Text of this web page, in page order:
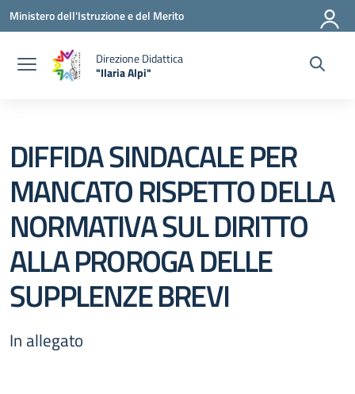
Vai ai contenuti
Vai al menu di navigazione
Vai al footer
Ministero dell'Istruzione e del Merito
Direzione Didattica
"Ilaria Alpi"
DIFFIDA SINDACALE PER
MANCATO RISPETTO DELLA
NORMATIVA SUL DIRITTO
ALLA PROROGA DELLE
SUPPLENZE BREVI
In allegato